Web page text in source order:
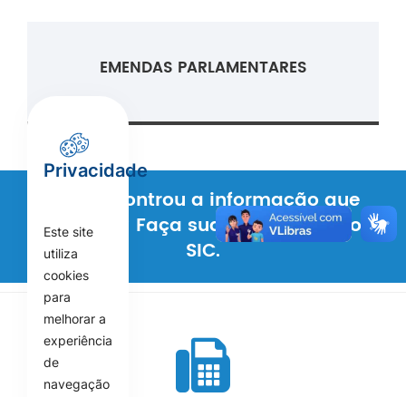
EMENDAS PARLAMENTARES
Não encontrou a informação que
procura? Faça sua solicitação ao
SIC.
Privacidade
Este site
utiliza
cookies
para
melhorar a
experiência
de
navegação